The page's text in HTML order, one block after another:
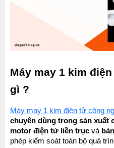
Máy may 1 kim
gì ?
Máy may 1 kim điện tử công
chuyên dùng trong sản xuất
motor điện tử liền trục và
phép kiểm soát toàn bộ quá